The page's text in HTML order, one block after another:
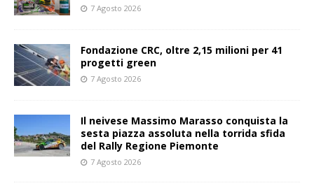
7 Agosto 2026
Fondazione CRC, oltre 2,15 milioni per 41
progetti green
7 Agosto 2026
Il neivese Massimo Marasso conquista la
sesta piazza assoluta nella torrida sfida
del Rally Regione Piemonte
7 Agosto 2026